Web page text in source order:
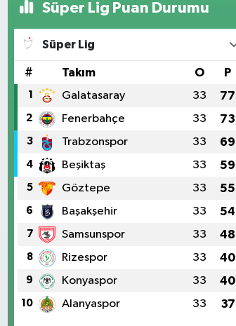
Süper Lig Puan Durumu
Süper Lig
# Takım O P
1 Galatasaray 33 77
2 Fenerbahçe 33 73
3 Trabzonspor 33 69
4 Beşiktaş 33 59
5 Göztepe 33 55
6 Başakşehir 33 54
7 Samsunspor 33 48
8 Rizespor 33 40
9 Konyaspor 33 40
10 Alanyaspor 33 37